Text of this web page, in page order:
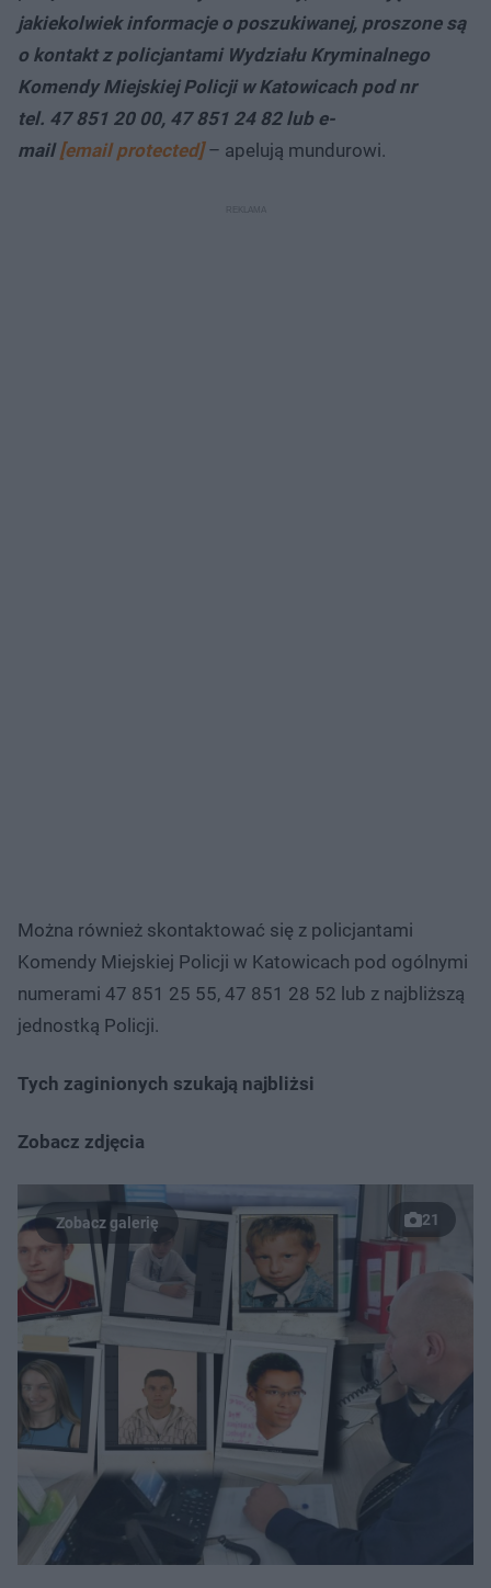
jakiekolwiek informacje o poszukiwanej, proszone są
o kontakt z policjantami Wydziału Kryminalnego
Komendy Miejskiej Policji w Katowicach pod nr
tel. 47 851 20 00, 47 851 24 82 lub e-
mail [email protected]– apelują mundurowi.
Można również skontaktować się z policjantami
Komendy Miejskiej Policji w Katowicach pod ogólnymi
numerami 47 851 25 55, 47 851 28 52 lub z najbliższą
jednostką Policji.
Tych zaginionych szukają najbliżsi
Zobacz zdjęcia
21